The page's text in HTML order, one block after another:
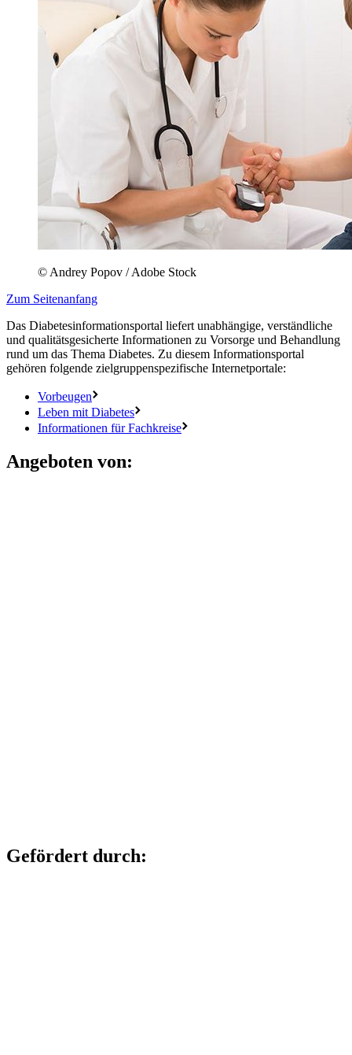
© Andrey Popov / Adobe Stock
Zum Seitenanfang
Das Diabetesinformationsportal liefert unabhängige, verständliche
und qualitätsgesicherte Informationen zu Vorsorge und Behandlung
rund um das Thema Diabetes. Zu diesem Informationsportal
gehören folgende zielgruppenspezifische Internetportale:
Vorbeugen
Leben mit Diabetes
Informationen für Fachkreise
Angeboten von:
Gefördert durch: